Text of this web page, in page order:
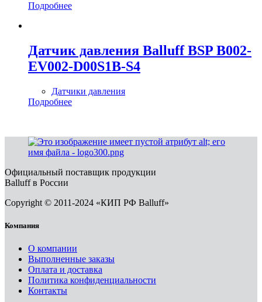
Подробнее
Датчик давления Balluff BSP B002-
EV002-D00S1B-S4
Датчики давления
Подробнее
Официальный поставщик продукции
Balluff в России
Copyright © 2011-2024 «КИП РФ Balluff»
Компания
О компании
Выполненные заказы
Оплата и доставка
Политика конфиденциальности
Контакты